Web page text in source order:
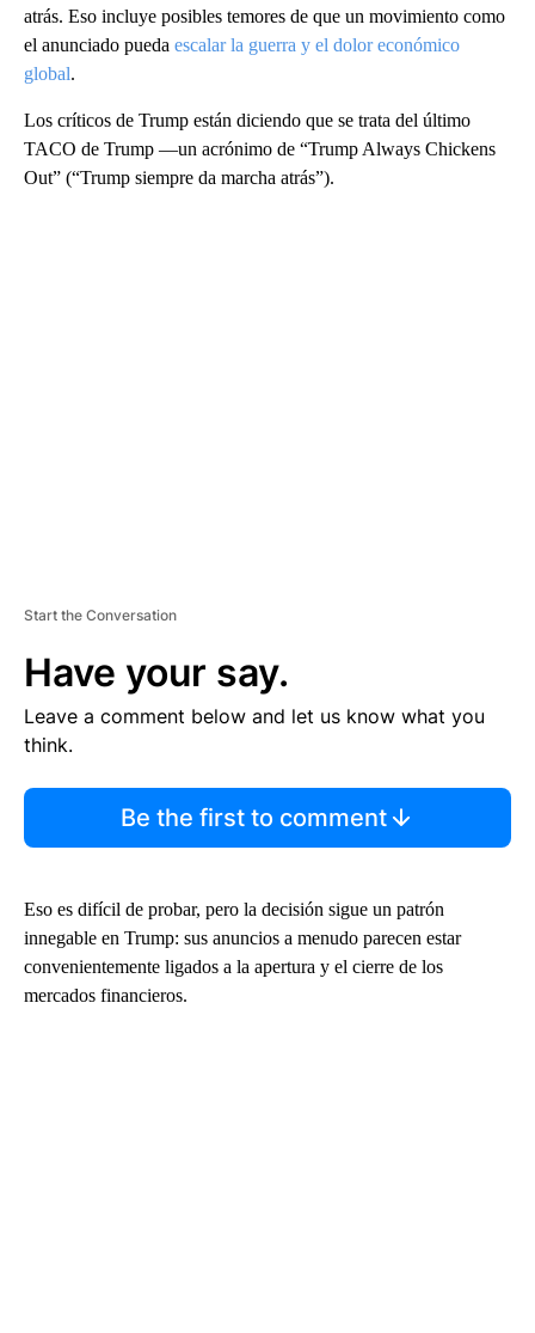
atrás. Eso incluye posibles temores de que un movimiento como
el anunciado pueda escalar la guerra y el dolor económico
global.
Los críticos de Trump están diciendo que se trata del último
TACO de Trump —un acrónimo de “Trump Always Chickens
Out” (“Trump siempre da marcha atrás”).
Start the Conversation
Have your say.
Leave a comment below and let us know what you
think.
Be the first to comment
Eso es difícil de probar, pero la decisión sigue un patrón
innegable en Trump: sus anuncios a menudo parecen estar
convenientemente ligados a la apertura y el cierre de los
mercados financieros.